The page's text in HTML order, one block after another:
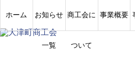
ホーム お知らせ
一覧
商工会に
ついて
事業概要